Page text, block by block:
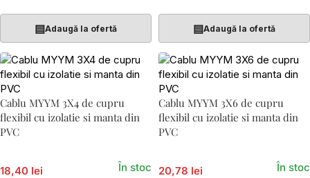
▤Adaugă la ofertă ▤Adaugă la ofertă
Cablu MYYM 3X4 de cupru
flexibil cu izolatie si manta din
PVC
18,40 lei În stoc
Cablu MYYM 3X6 de cupru
flexibil cu izolatie si manta din
PVC
20,78 lei În stoc